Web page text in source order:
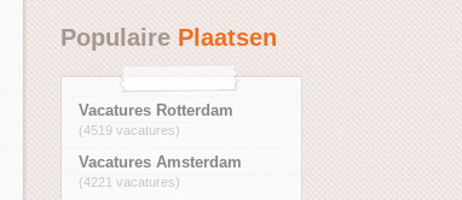
PopulairePlaatsen
Vacatures Rotterdam
(4519 vacatures)
Vacatures Amsterdam
(4221 vacatures)